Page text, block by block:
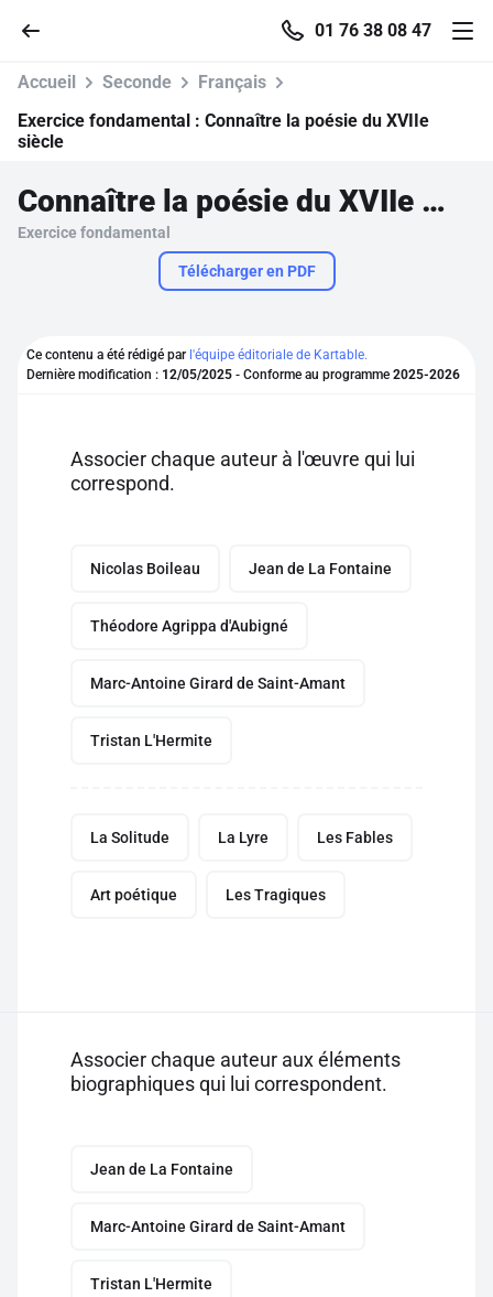
01 76 38 08 47
Parcourir
Se connecter
Pour profiter de 10 contenus offerts.
Accueil Seconde
Français
Exercice fondamental : Connaître la poésie du XVIIe
siècle
Connaître la poésie du XVIIe siècle
Exercice fondamental
Télécharger en PDF
Ce contenu a été rédigé par l'équipe éditoriale de Kartable.
Dernière modification : 12/05/2025 - Conforme au programme 2025-2026
Associer chaque auteur à l'œuvre qui lui
correspond.
Nicolas Boileau Jean de La Fontaine
Théodore Agrippa d'Aubigné
Marc-Antoine Girard de Saint-Amant
Tristan L'Hermite
La Solitude La Lyre Les Fables
Art poétique Les Tragiques
Associer chaque auteur aux éléments
biographiques qui lui correspondent.
Jean de La Fontaine
Marc-Antoine Girard de Saint-Amant
Tristan L'Hermite